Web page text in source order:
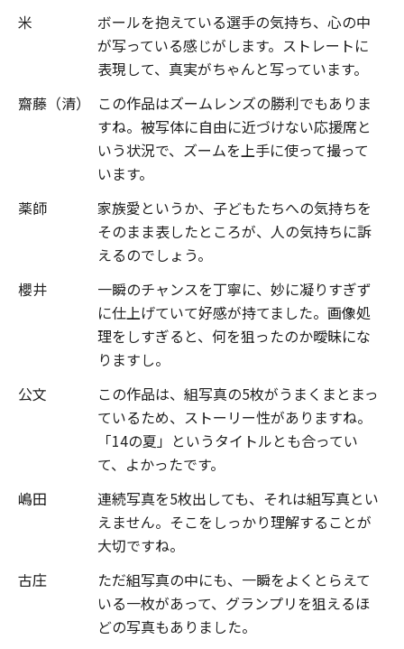
米
ボールを抱えている選手の気持ち、心の中
が写っている感じがします。ストレートに
表現して、真実がちゃんと写っています。
齋藤（清）
この作品はズームレンズの勝利でもありま
すね。被写体に自由に近づけない応援席と
いう状況で、ズームを上手に使って撮って
います。
薬師
家族愛というか、子どもたちへの気持ちを
そのまま表したところが、人の気持ちに訴
えるのでしょう。
櫻井
一瞬のチャンスを丁寧に、妙に凝りすぎず
に仕上げていて好感が持てました。画像処
理をしすぎると、何を狙ったのか曖昧にな
りますし。
公文
この作品は、組写真の5枚がうまくまとまっ
ているため、ストーリー性がありますね。
「14の夏」というタイトルとも合ってい
て、よかったです。
嶋田
連続写真を5枚出しても、それは組写真とい
えません。そこをしっかり理解することが
大切ですね。
古庄
ただ組写真の中にも、一瞬をよくとらえて
いる一枚があって、グランプリを狙えるほ
どの写真もありました。